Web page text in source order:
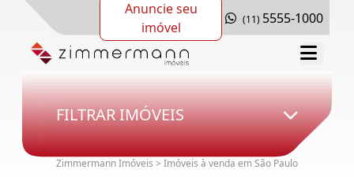
Anuncie seu
imóvel
(11) 5555-1000
FILTRAR IMÓVEIS
Zimmermann Imóveis > Imóveis à venda em São Paulo